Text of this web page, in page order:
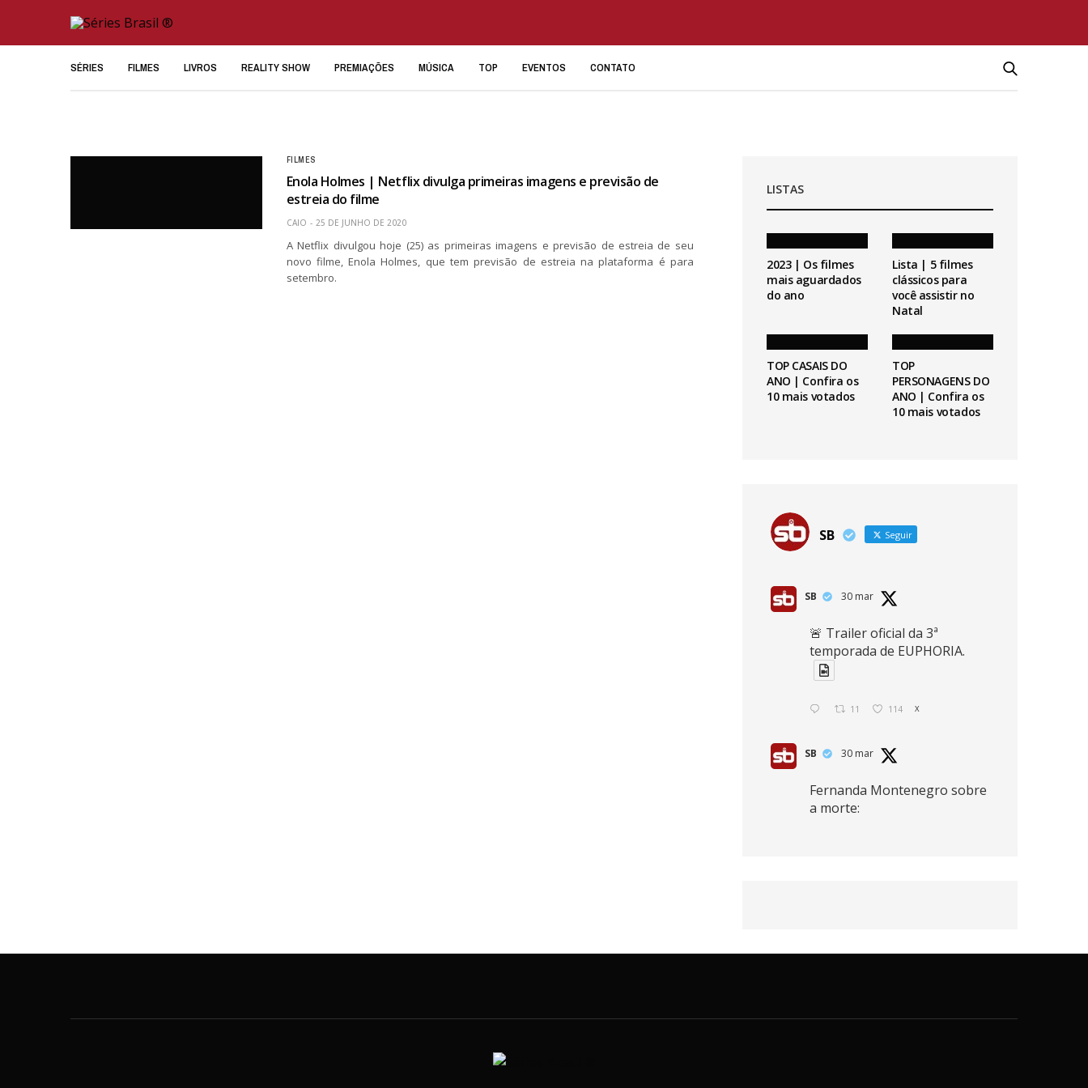
SÉRIES FILMES LIVROS REALITY SHOW PREMIAÇÕES MÚSICA TOP EVENTOS CONTATO
FILMES
Enola Holmes | Netflix divulga primeiras imagens e previsão de
estreia do filme
CAIO 25 DE JUNHO DE 2020
A Netflix divulgou hoje (25) as primeiras imagens e previsão de estreia de seu
novo filme, Enola Holmes, que tem previsão de estreia na plataforma é para
setembro.
LISTAS
2023 | Os filmes
mais aguardados
do ano
Lista | 5 filmes
clássicos para
você assistir no
Natal
TOP CASAIS DO
ANO | Confira os
10 mais votados
TOP
PERSONAGENS DO
ANO | Confira os
10 mais votados
SB Seguir
SB 30 mar
🚨 Trailer oficial da 3ª
temporada de EUPHORIA.
11 114 X
SB 30 mar
Fernanda Montenegro sobre
a morte:
SB 30 mar